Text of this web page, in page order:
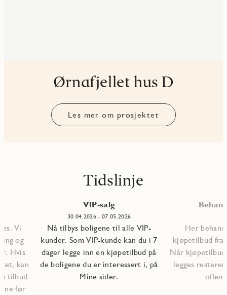
Ørnafjellet hus D
Les mer om prosjektet
Tidslinje
Vi
og
Hvis
kan
tilbud
før
VIP-salg
30.04.2026 - 07.05.2026
Nå tilbys boligene til alle VIP-
kunder. Som VIP-kunde kan du i 7
dager legge inn en kjøpetilbud på
de boligene du er interessert i, på
Mine sider.
Her
kjøpetilbud fra
Når
legges